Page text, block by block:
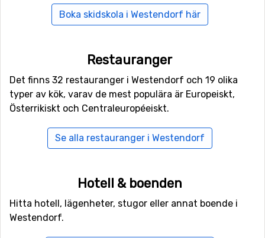
Boka skidskola i Westendorf här
Restauranger
Det finns 32 restauranger i Westendorf och 19 olika
typer av kök, varav de mest populära är Europeiskt,
Österrikiskt och Centraleuropéeiskt.
Se alla restauranger i Westendorf
Hotell & boenden
Hitta hotell, lägenheter, stugor eller annat boende i
Westendorf.